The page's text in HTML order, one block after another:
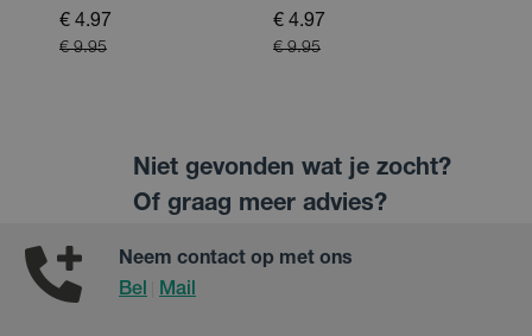
€ 9.95
€ 4.97
€ 9.95
€ 4.97
Niet gevonden wat je zocht?
Of graag meer advies?
Neem contact op met ons
Bel
Mail